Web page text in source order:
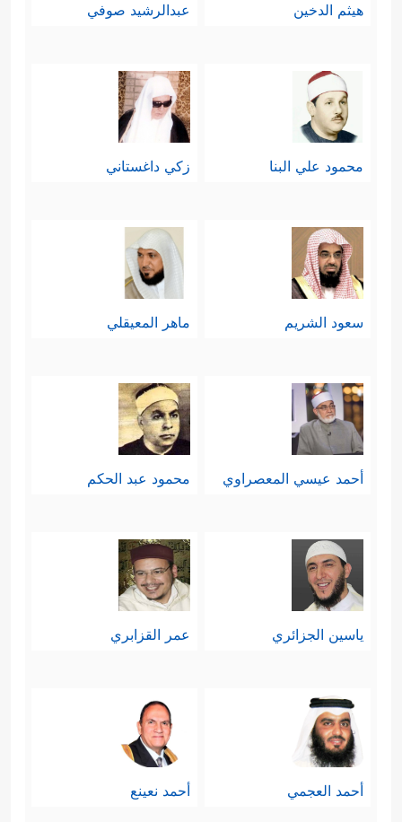
هيثم الدخين عبدالرشيد صوفي
محمود علي البنا زكي داغستاني
سعود الشريم ماهر المعيقلي
أحمد عيسي المعصراوي محمود عبد الحكم
ياسين الجزائري عمر القزابري
أحمد العجمي أحمد نعينع